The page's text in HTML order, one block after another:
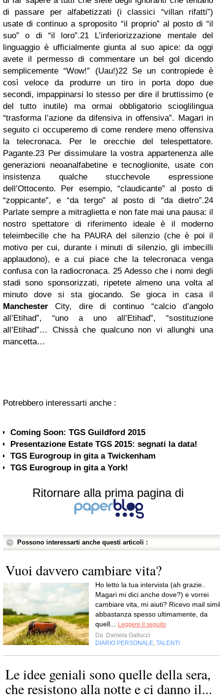
di passare per alfabetizzati (i classici “villan rifatti”)
usate di continuo a sproposito “il proprio” al posto di “il
suo” o di “il loro”.21 L’inferiorizzazione mentale del
linguaggio è ufficialmente giunta al suo apice: da oggi
avete il permesso di commentare un bel gol dicendo
semplicemente “Wow!” (Uau!)22 Se un contropiede è
così veloce da produrre un tiro in porta dopo due
secondi, impappinarsi lo stesso per dire il bruttissimo (e
del tutto inutile) ma ormai obbligatorio scioglilingua
“trasforma l’azione da difensiva in offensiva”. Magari in
seguito ci occuperemo di come rendere meno offensiva
la telecronaca. Per le orecchie del telespettatore.
Pagante.23 Per dissimulare la vostra appartenenza alle
generazioni neoanalfabetine e tecnoglionite, usate con
insistenza qualche stucchevole espressione
dell’Ottocento. Per esempio, “claudicante” al posto di
“zoppicante”, e “da tergo” al posto di “da dietro”.24
Parlate sempre a mitraglietta e non fate mai una pausa: il
nostro spettatore di riferimento ideale è il moderno
teleimbecille che ha PAURA del silenzio (che è poi il
motivo per cui, durante i minuti di silenzio, gli imbecilli
applaudono), e a cui piace che la telecronaca venga
confusa con la radiocronaca.25 Adesso che i nomi degli
stadi sono sponsorizzati, ripetete almeno una volta al
minuto dove si sta giocando. Se gioca in casa il
Manchester City, dire di continuo “calcio d’angolo
all’Etihad”, “uno a uno all’Etihad”, “sostituzione
all’Etihad”… Chissà che qualcuno non vi allunghi una
mancetta…
Potrebbero interessarti anche :
Coming Soon: TGS Guildford 2015
Presentazione Estate TGS 2015: segnati la data!
TGS Eurogroup in gita a Twickenham
TGS Eurogroup in gita a York!
Ritornare alla prima pagina di
Possono interessarti anche questi articoli :
Vuoi davvero cambiare vita?
Ho letto la tua intervista (ah grazie..
Magari mi dici anche dove?) e vorrei
cambiare vita, mi aiuti? Ricevo mail
abbastanza spesso ultimamente, da
quell...
Leggere il seguito
Da Daniela Gallucci
DIARIO PERSONALE TALENTI
Le idee geniali sono quelle della sera,
che resistono alla notte e ci danno il...